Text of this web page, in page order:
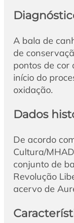
A bala de
de
pontos de cor
início do
oxidação.
Dados
De acordo
Cultura/
conjunto de
Revolução
acervo de